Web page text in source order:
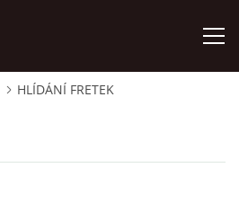
HLÍDÁNÍ FRETEK